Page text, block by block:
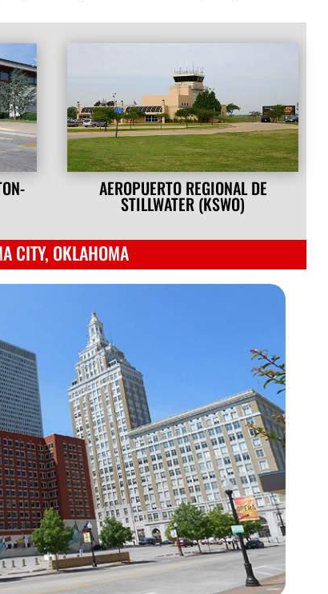
AEROPUERTO REGIONAL DE
STILLWATER (KSWO)
CITY, OKLAHOMA